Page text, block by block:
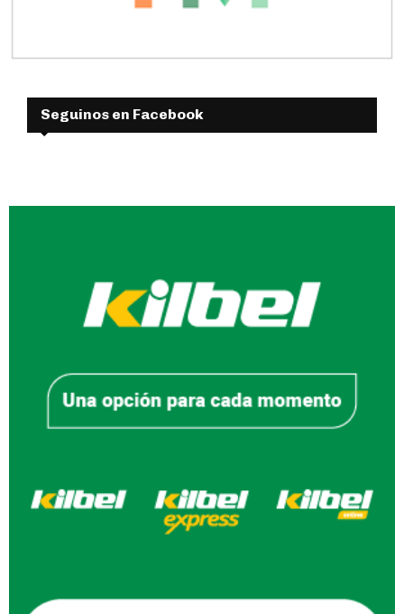
Seguinos en Facebook